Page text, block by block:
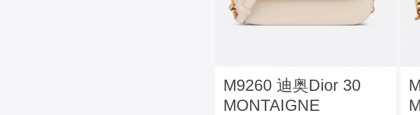
M9260 迪奥Dior 30
MONTAIGNE